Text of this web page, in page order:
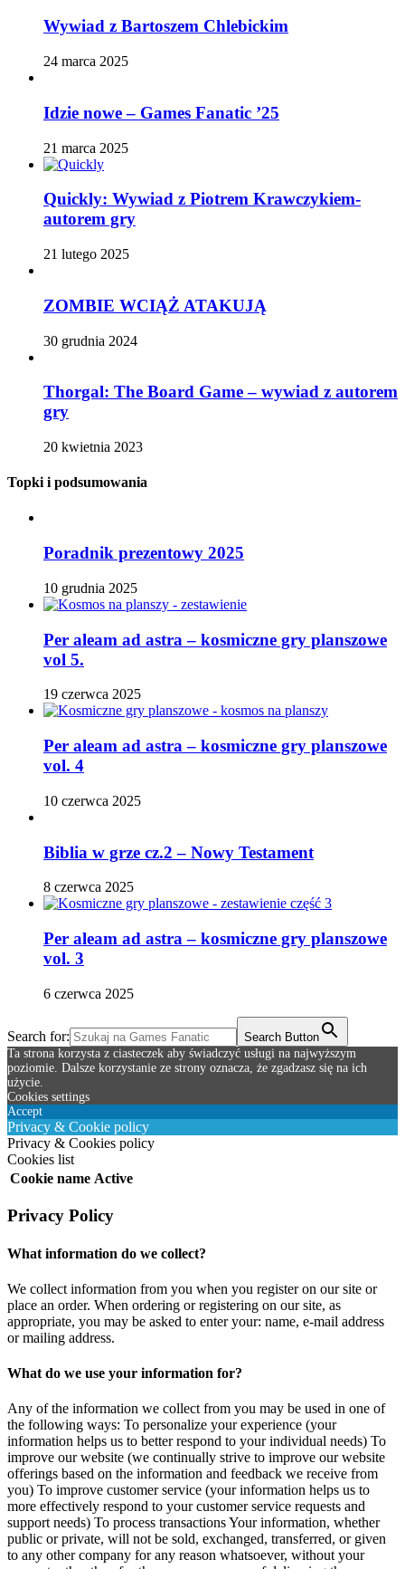
Wywiad z Bartoszem Chlebickim
24 marca 2025
Idzie nowe – Games Fanatic ’25
21 marca 2025
Quickly: Wywiad z Piotrem Krawczykiem-
autorem gry
21 lutego 2025
ZOMBIE WCIĄŻ ATAKUJĄ
30 grudnia 2024
Thorgal: The Board Game – wywiad z autorem
gry
20 kwietnia 2023
Topki i podsumowania
Poradnik prezentowy 2025
10 grudnia 2025
Per aleam ad astra – kosmiczne gry planszowe
vol 5.
19 czerwca 2025
Per aleam ad astra – kosmiczne gry planszowe
vol. 4
10 czerwca 2025
Biblia w grze cz.2 – Nowy Testament
8 czerwca 2025
Per aleam ad astra – kosmiczne gry planszowe
vol. 3
6 czerwca 2025
Search for:
Search Button
Ta strona korzysta z ciasteczek aby świadczyć usługi na najwyższym
poziomie. Dalsze korzystanie ze strony oznacza, że zgadzasz się na ich
użycie.
Cookies settings
Accept
Privacy & Cookie policy
Privacy & Cookies policy
Cookies list
Cookie name Active
Privacy Policy
What information do we collect?
We collect information from you when you register on our site or
place an order. When ordering or registering on our site, as
appropriate, you may be asked to enter your: name, e-mail address
or mailing address.
What do we use your information for?
Any of the information we collect from you may be used in one of
the following ways: To personalize your experience (your
information helps us to better respond to your individual needs) To
improve our website (we continually strive to improve our website
offerings based on the information and feedback we receive from
you) To improve customer service (your information helps us to
more effectively respond to your customer service requests and
support needs) To process transactions Your information, whether
public or private, will not be sold, exchanged, transferred, or given
to any other company for any reason whatsoever, without your